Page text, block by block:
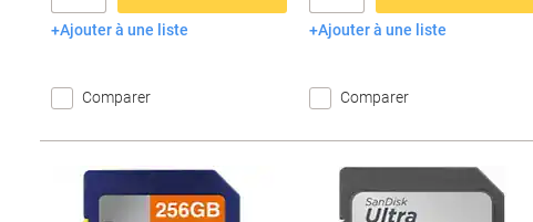
Ajouter au panier
Ajouter à une liste
Comparer
Ajouter au panier
Ajouter à une liste
Comparer